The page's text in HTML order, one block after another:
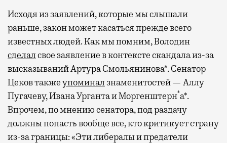
Исходя из заявлений, которые мы слышали
раньше, закон может касаться прежде всего
известных людей. Как мы помним, Володин
сделалсвое заявление в контексте скандала из-за
высказываний Артура Смольянинова*. Сенатор
Цеков такжеупоминалзнаменитостей — Аллу
Пугачеву, Ивана Урганта и Моргенштерн*а*.
Впрочем, по мнению сенатора, под раздачу
должны попасть вообще все, кто критикует страну
из-за границы: «Эти либералы и предатели